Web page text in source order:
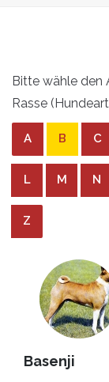
Bitte wähle den
Rasse
A B C
L M N
Z
Basenji